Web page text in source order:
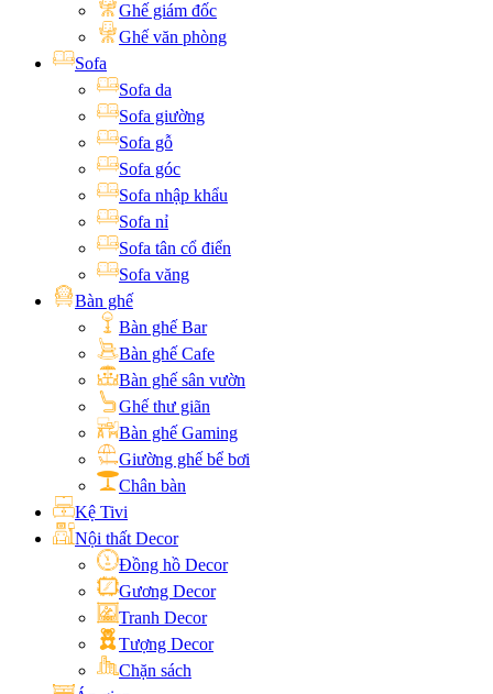
Ghế giám đốc
Ghế văn phòng
Sofa
Sofa da
Sofa giường
Sofa gỗ
Sofa góc
Sofa nhập khẩu
Sofa nỉ
Sofa tân cổ điển
Sofa văng
Bàn ghế
Bàn ghế Bar
Bàn ghế Cafe
Bàn ghế sân vườn
Ghế thư giãn
Bàn ghế Gaming
Giường ghế bể bơi
Chân bàn
Kệ Tivi
Nội thất Decor
Đồng hồ Decor
Gương Decor
Tranh Decor
Tượng Decor
Chặn sách